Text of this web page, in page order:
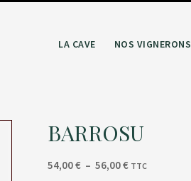
LA CAVE NOS VIGNERONS
BARROSU
54,00€ – 56,00€Plage
TTC